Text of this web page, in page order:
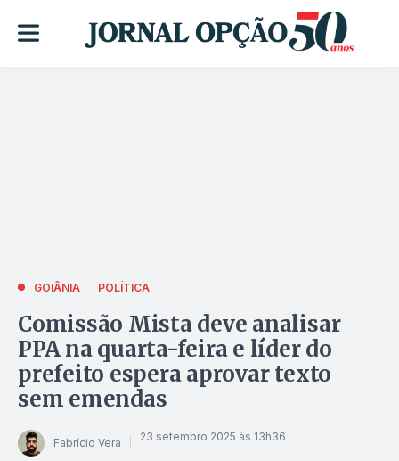
GOIÂNIA POLÍTICA
Comissão Mista deve analisar
PPA na quarta-feira e líder do
prefeito espera aprovar texto
sem emendas
Fabrício Vera 23 setembro 2025 às 13h36